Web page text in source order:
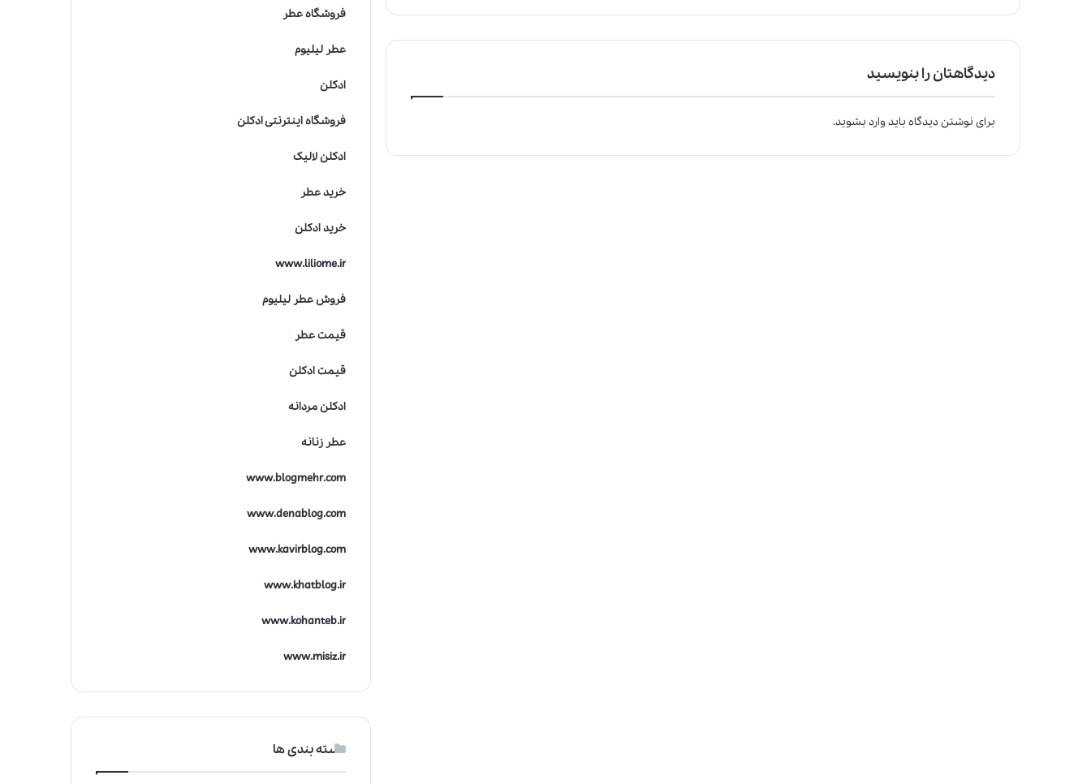
دیدگاهتان را بنویسید
برای نوشتن دیدگاه بایدوارد بشوید.
فروشگاه عطر
عطر لیلیوم
ادکلن
فروشگاه اینترنتی ادکلن
ادکلن لالیک
خرید عطر
خرید ادکلن
www.liliome.ir
فروش عطر لیلیوم
قیمت عطر
قیمت ادکلن
ادکلن مردانه
عطر زنانه
www.blogmehr.com
www.denablog.com
www.kavirblog.com
www.khatblog.ir
www.kohanteb.ir
www.misiz.ir
دسته بندی ها